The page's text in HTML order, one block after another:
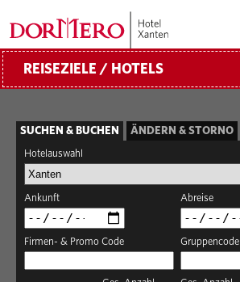
REISEZIELE / HOTELS
SUCHEN & BUCHEN ÄNDERN & STORNO
Hotelauswahl
Ankunft Abreise
Firmen- & Promo Code Gruppencode